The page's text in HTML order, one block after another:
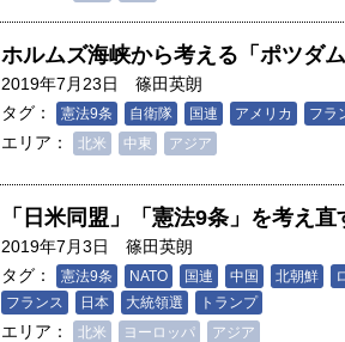
ホルムズ海峡から考える「ポツダ
2019年7月23日
篠田英朗
タグ：
憲法9条 自衛隊 国連 アメリカ フラ
エリア： 北米 中東 アジア
「日米同盟」「憲法9条」を考え直
2019年7月3日
篠田英朗
タグ：
憲法9条 NATO 国連 中国 北朝鮮
フランス
日本 大統領選 トランプ
エリア： 北米 ヨーロッパ アジア